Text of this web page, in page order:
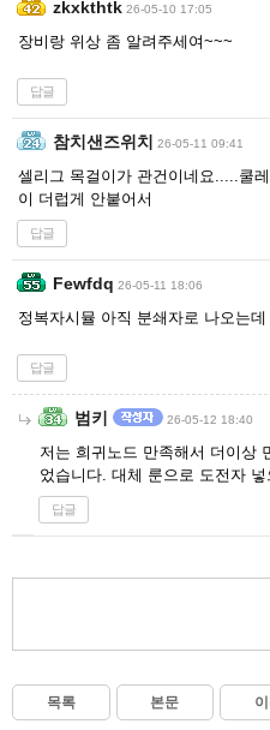
zkxkthtk 26-05-10 17:05
장비랑 위상 좀 알려주세여~~~
답글
참치샌즈위치 26-05-11 09:41
셀리그 목걸이가 관건이네요.....쿨
이 더럽게 안붙어서
답글
Fewfdq 26-05-11 18:06
정복자시뮬 아직 분쇄자로 나오는
답글
범키 26-05-12 18:40
저는 희귀노드 만족해서 더이상
었습니다. 대체 룬으로 도전자
답글
목록 본문